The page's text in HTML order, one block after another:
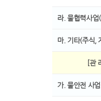
라. 물협력사
마. 기타(주식,
[관
가. 물안전 사